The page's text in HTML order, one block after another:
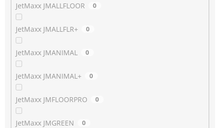
JetMaxx JMALLFLOOR 0
JetMaxx JMALLFLR+ 0
JetMaxx JMANIMAL 0
JetMaxx JMANIMAL+ 0
JetMaxx JMFLOORPRO 0
JetMaxx JMGREEN 0